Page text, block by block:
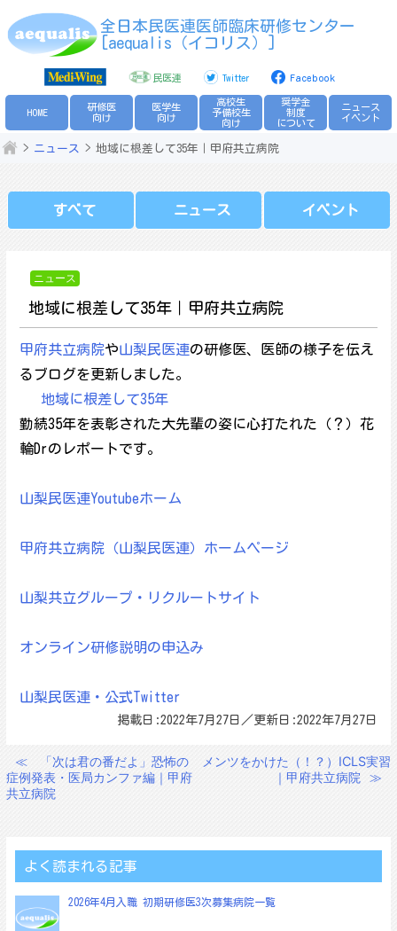
to
全日本民医連医師臨床研修センター
[aequalis（イコリス）]
民医連 Twitter Facebook
HOME
研修医
向け
医学生
向け
高校生
予備校生
向け
奨学金
制度
について
ニュース
イベント
ニュース 地域に根差して35年｜甲府共立病院
すべて ニュース イベント
ニュース
地域に根差して35年｜甲府共立病院
甲府共立病院や山梨民医連の研修医、医師の様子を伝え
るブログを更新しました。
地域に根差して35年
勤続35年を表彰された大先輩の姿に心打たれた（？）花
輪Drのレポートです。
山梨民医連Youtubeホーム
甲府共立病院（山梨民医連）ホームページ
山梨共立グループ・リクルートサイト
オンライン研修説明の申込み
山梨民医連・公式Twitter
掲載日:2022年7月27日／更新日:2022年7月27日
投
稿
シ
≪
「次は君の番だよ」恐怖の
症例発表・医局カンファ編｜甲府
共立病院
メンツをかけた（！？）ICLS実習
｜甲府共立病院
≫
よく読まれる記事
2026年4月入職 初期研修医3次募集病院一覧